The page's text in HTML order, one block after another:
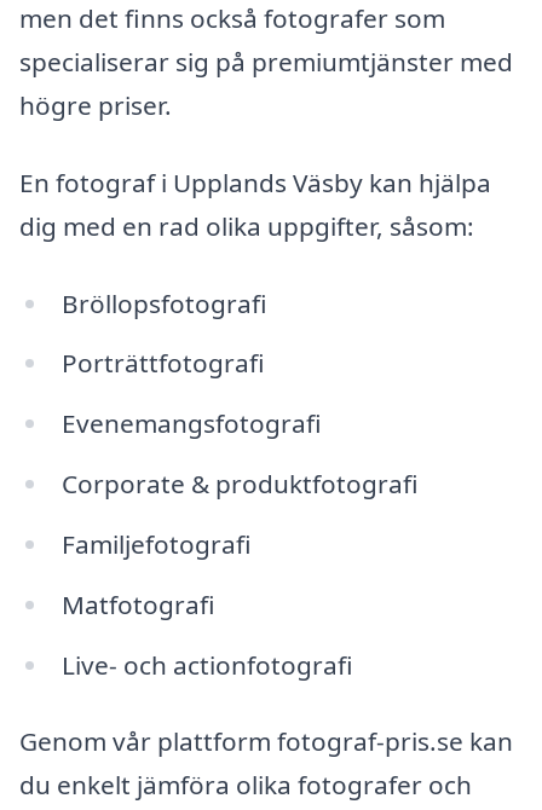
men det finns också fotografer som
specialiserar sig på premiumtjänster med
högre priser.
En fotograf i Upplands Väsby kan hjälpa
dig med en rad olika uppgifter, såsom:
Bröllopsfotografi
Porträttfotografi
Evenemangsfotografi
Corporate & produktfotografi
Familjefotografi
Matfotografi
Live- och actionfotografi
Genom vår plattform fotograf-pris.se kan
du enkelt jämföra olika fotografer och